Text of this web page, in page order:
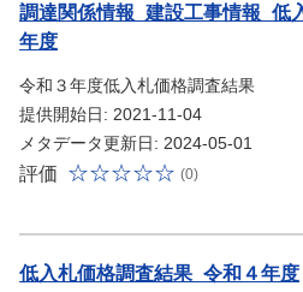
調達関係情報_建設工事情報_低
年度
令和３年度低入札価格調査結果
提供開始日: 2021-11-04
メタデータ更新日: 2024-05-01
評価 (0)
低入札価格調査結果_令和４年度